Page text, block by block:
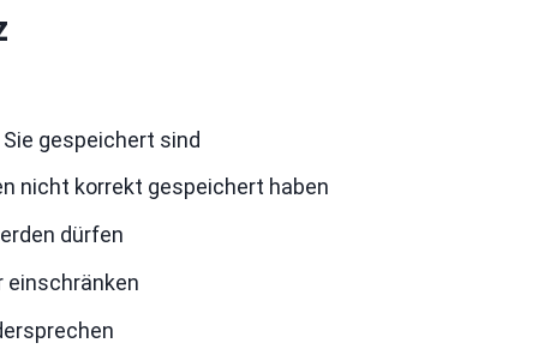
gespeichert sind
nicht korrekt gespeichert haben
dürfen
einschränken